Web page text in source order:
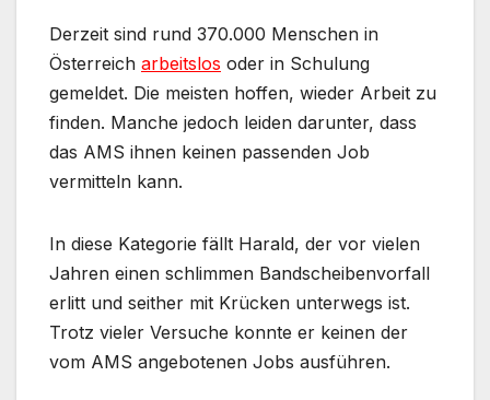
Derzeit sind rund 370.000 Menschen in
Österreich arbeitslos oder in Schulung
gemeldet. Die meisten hoffen, wieder Arbeit zu
finden. Manche jedoch leiden darunter, dass
das AMS ihnen keinen passenden Job
vermitteln kann.
In diese Kategorie fällt Harald, der vor vielen
Jahren einen schlimmen Bandscheibenvorfall
erlitt und seither mit Krücken unterwegs ist.
Trotz vieler Versuche konnte er keinen der
vom AMS angebotenen Jobs ausführen.